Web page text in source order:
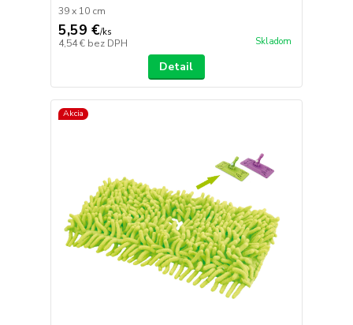
39 x 10 cm
5,59 €/ks
4,54 € bez DPH Skladom
Detail
Akcia